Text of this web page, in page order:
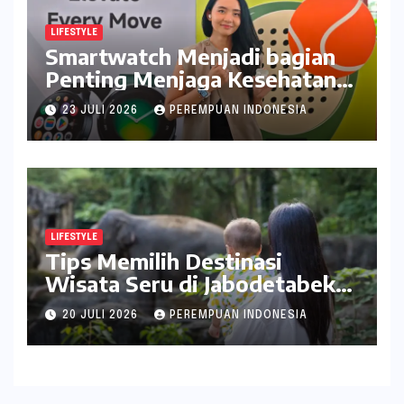
LIFESTYLE
Smartwatch Menjadi bagian
Penting Menjaga Kesehatan
Bagi Perempuan
23 JULI 2026 PEREMPUAN INDONESIA
LIFESTYLE
Tips Memilih Destinasi
Wisata Seru di Jabodetabek
ala inDrive
20 JULI 2026 PEREMPUAN INDONESIA